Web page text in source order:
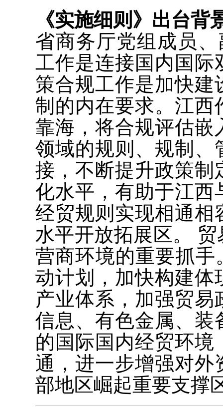
《实施细则》出台背
省商务厅党组成员
工作是连接国内国际
策合规工作是加快建
制的内在要求。江西
靠海，将合规评估嵌
领域的规则、规制、
接，不断提升政策制
化水平，有助于江西
经贸规则实现相通相
水平开放拓展区。
营商环境的重要抓手
动计划，加快构建体
产业体系，加强贸
信息、有色金属、装
的国际国内经贸环境
通，进一步增强对外
部地区崛起重要支撑